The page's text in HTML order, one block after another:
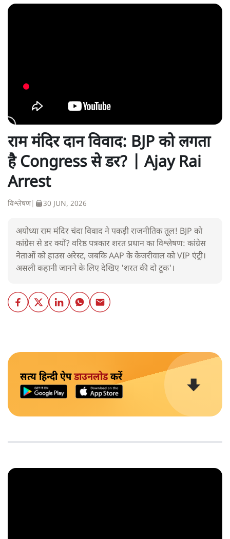
राम मंदिर दान विवाद: BJP को लगता
है Congress से डर? | Ajay Rai
Arrest
विश्लेषण| 30 JUN, 2026
अयोध्या राम मंदिर चंदा विवाद ने पकड़ी राजनीतिक तूल! BJP को
कांग्रेस से डर क्यों? वरिष्ठ पत्रकार शरत प्रधान का विश्लेषण: कांग्रेस
नेताओं को हाउस अरेस्ट, जबकि AAP के केजरीवाल को VIP एंट्री।
असली कहानी जानने के लिए देखिए 'शरत की दो टूक'।
सत्य हिन्दी ऐपडाउनलोडकरें